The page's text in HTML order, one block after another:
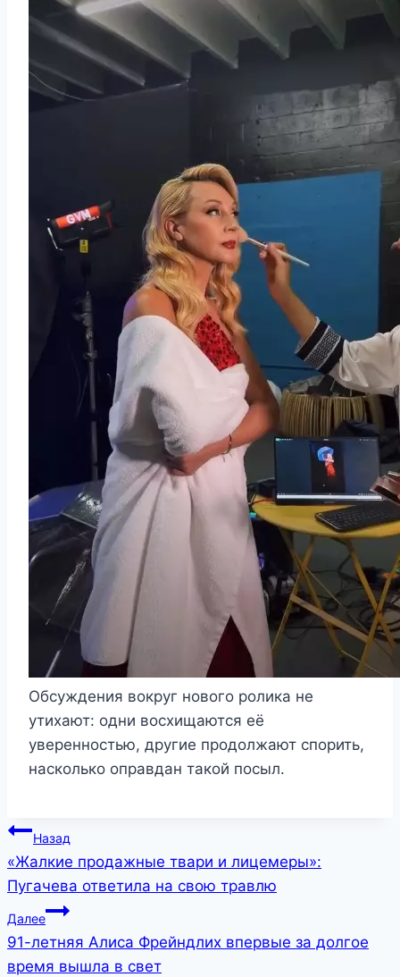
Обсуждения вокруг нового ролика не
утихают: одни восхищаются её
уверенностью, другие продолжают спорить,
насколько оправдан такой посыл.
Навигация
по
записям
Назад
«Жалкие продажные твари и лицемеры»:
Пугачева ответила на свою травлю
Далее
91-летняя Алиса Фрейндлих впервые за долгое
время вышла в свет